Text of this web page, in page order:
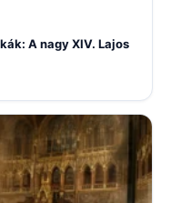
A nagy XIV. Lajos